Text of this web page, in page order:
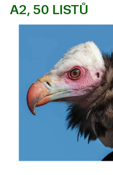
A2, 50 LISTŮ